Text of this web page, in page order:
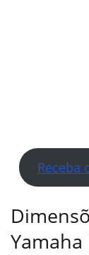
Receba
Yamaha